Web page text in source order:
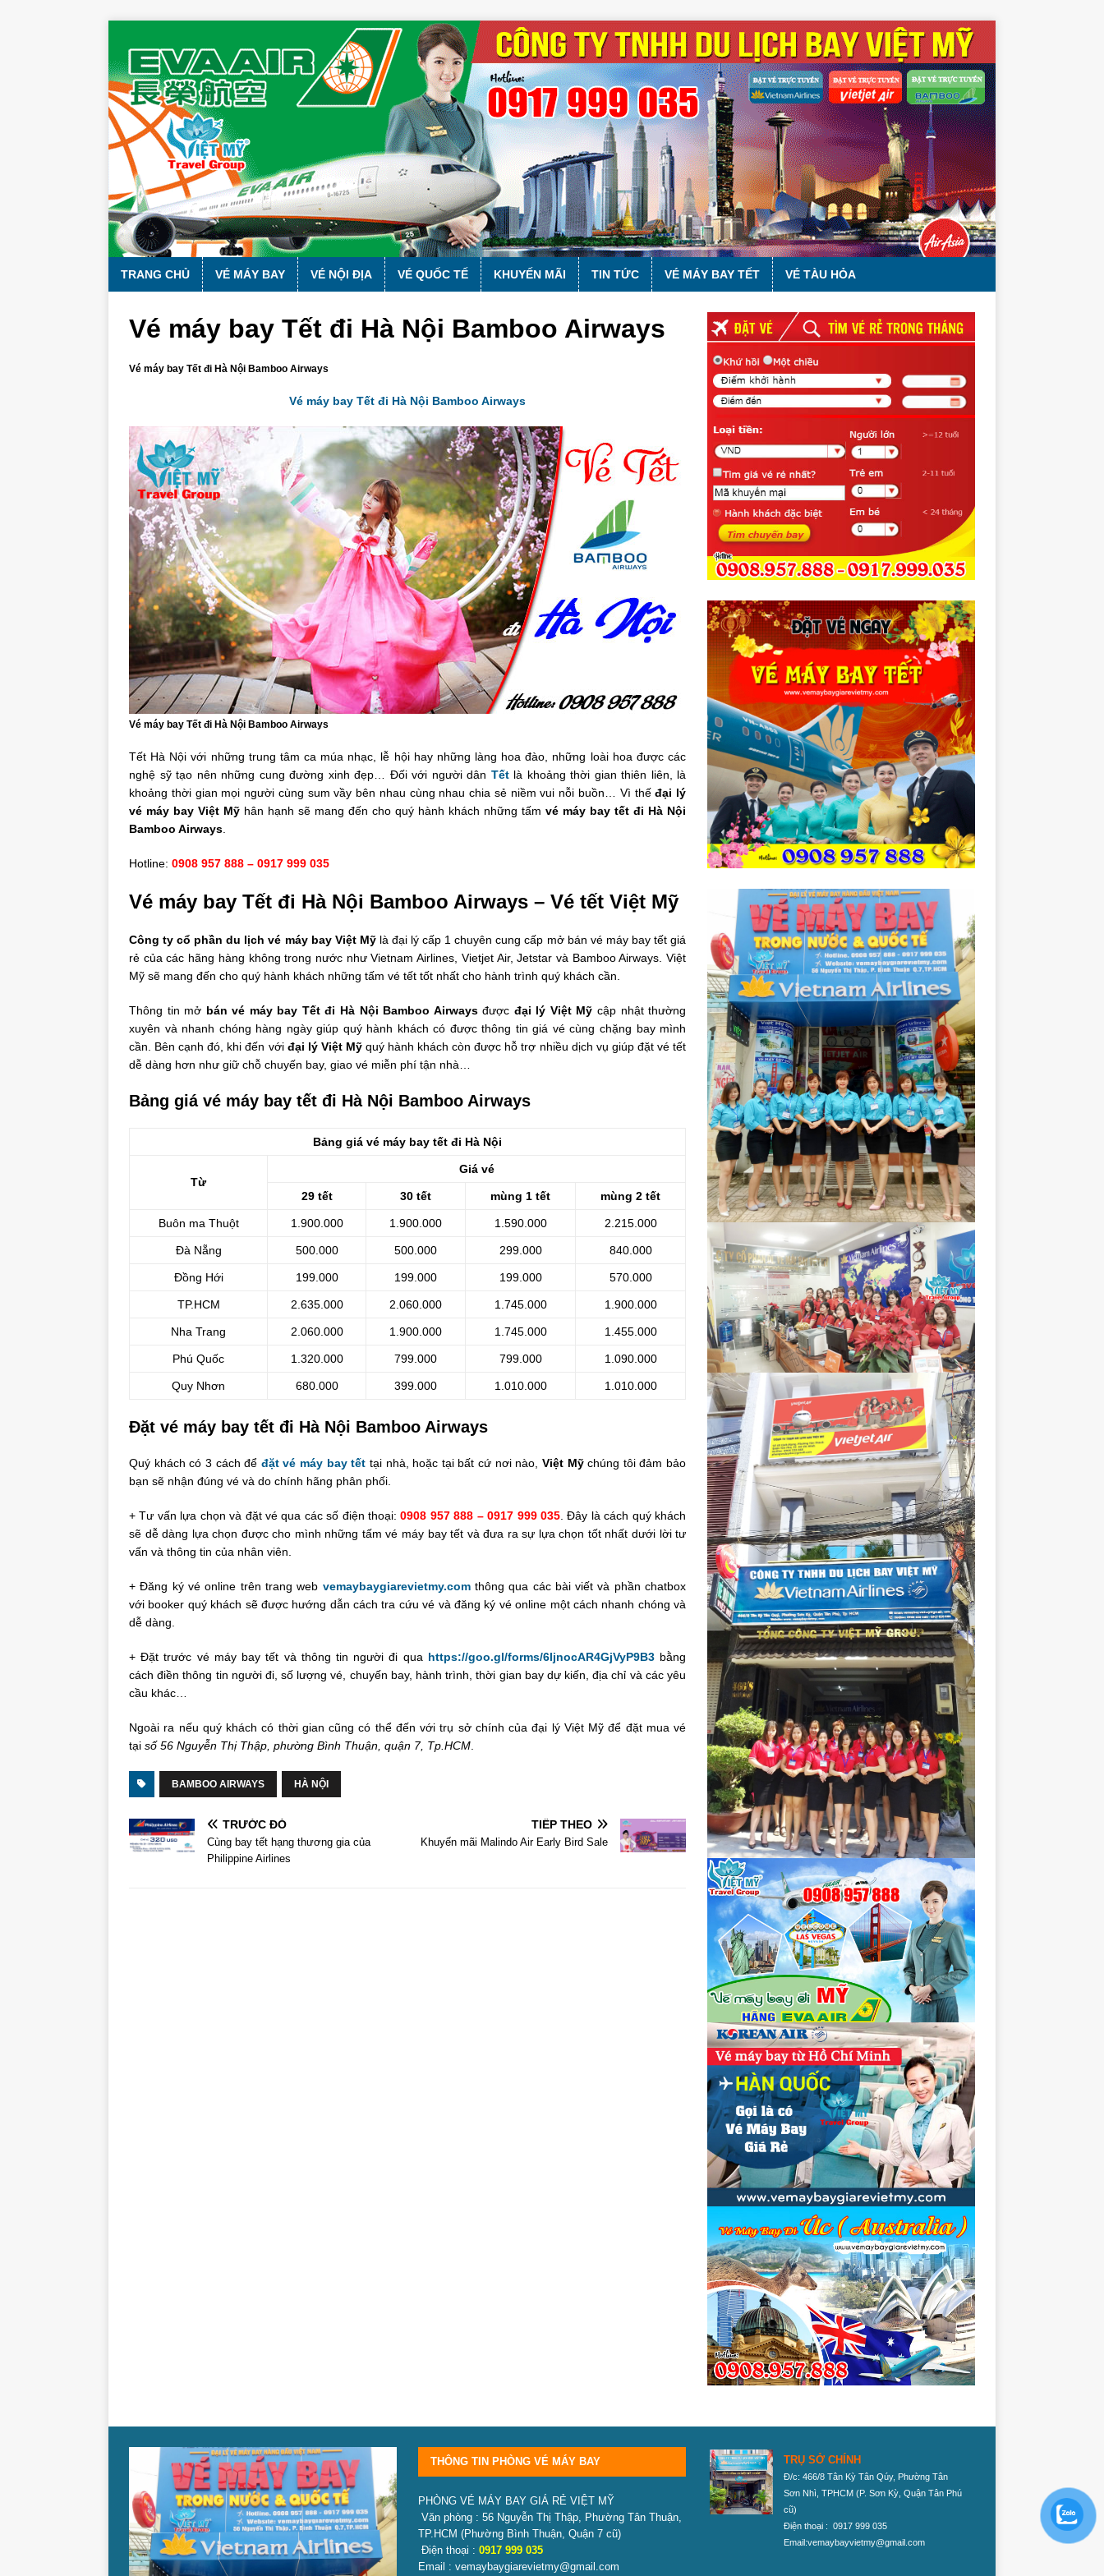
TRANG CHỦ VÉ MÁY BAY VÉ NỘI ĐỊA VÉ QUỐC TẾ KHUYẾN MÃI TIN TỨC VÉ MÁY BAY TẾT VÉ TÀU HỎA
Vé máy bay Tết đi Hà Nội Bamboo Airways
Vé máy bay Tết đi Hà Nội Bamboo Airways
Vé máy bay Tết đi Hà Nội Bamboo Airways
Vé máy bay Tết đi Hà Nội Bamboo Airways
Tết Hà Nội với những trung tâm ca múa nhạc, lễ hội hay những làng hoa đào, những loài hoa được các
nghệ sỹ tạo nên những cung đường xinh đẹp… Đối với người dân Tếtlà khoảng thời gian thiên liên, là
khoảng thời gian mọi người cùng sum vầy bên nhau cùng nhau chia sẻ niềm vui nỗi buồn… Vì thếđại lý
vé máy bay Việt Mỹ hân hạnh sẽ mang đến cho quý hành khách những tấmvé máy bay tết đi Hà Nội
Bamboo Airways
Hotline: 0908 957 888 – 0917 999 035
Vé máy bay Tết đi Hà Nội Bamboo Airways – Vé tết Việt Mỹ
Công ty cổ phần du lịch vé máy bay Việt Mỹlà đại lý cấp 1 chuyên cung cấp mở bán vé máy bay tết giá
rẻ của các hãng hàng không trong nước như Vietnam Airlines, Vietjet Air, Jetstar và Bamboo Airways. Việt
Mỹ sẽ mang đến cho quý hành khách những tấm vé tết tốt nhất cho hành trình quý khách cần.
Thông tin mở bán vé máy bay Tết đi Hà Nội Bamboo Airwaysđược đại lý Việt Mỹ cập nhật thường
xuyên và nhanh chóng hàng ngày giúp quý hành khách có được thông tin giá vé cùng chặng bay mình
cần. Bên cạnh đó, khi đến với đại lý Việt Mỹquý hành khách còn được hỗ trợ nhiều dịch vụ giúp đặt vé tết
dễ dàng hơn như giữ chỗ chuyến bay, giao vé miễn phí tận nhà…
Bảng giá vé máy bay tết đi Hà Nội Bamboo Airways
Bảng giá vé máy bay tết đi Hà Nội
Từ
Giá vé
29 tết 30 tết mùng 1 tết mùng 2 tết
Buôn ma Thuột 1.900.000 1.900.000 1.590.000 2.215.000
Đà Nẵng 500.000 500.000 299.000 840.000
Đồng Hới 199.000 199.000 199.000 570.000
TP.HCM 2.635.000 2.060.000 1.745.000 1.900.000
Nha Trang 2.060.000 1.900.000 1.745.000 1.455.000
Phú Quốc 1.320.000 799.000 799.000 1.090.000
Quy Nhơn 680.000 399.000 1.010.000 1.010.000
Đặt vé máy bay tết đi Hà Nội Bamboo Airways
Quý khách có 3 cách để đặt vé máy bay tết tại nhà, hoặc tại bất cứ nơi nào, Việt Mỹchúng tôi đảm bảo
bạn sẽ nhận đúng vé và do chính hãng phân phối.
+ Tư vấn lựa chọn và đặt vé qua các số điện thoại:0908 957 888 – 0917 999 035. Đây là cách quý khách
sẽ dễ dàng lựa chọn được cho mình những tấm vé máy bay tết và đưa ra sự lựa chọn tốt nhất dưới lời tư
vấn và thông tin của nhân viên.
+ Đăng ký vé online trên trang web vemaybaygiarevietmy.com thông qua các bài viết và phần chatbox
với booker quý khách sẽ được hướng dẫn cách tra cứu vé và đăng ký vé online một cách nhanh chóng và
dễ dàng.
+ Đặt trước vé máy bay tết và thông tin người đi qua https://goo.gl/forms/6ljnocAR4GjVyP9B3bằng
cách điền thông tin người đi, số lượng vé, chuyến bay, hành trình, thời gian bay dự kiến, địa chỉ và các yêu
cầu khác…
Ngoài ra nếu quý khách có thời gian cũng có thể đến với trụ sở chính của đại lý Việt Mỹ để đặt mua vé
tại số 56 Nguyễn Thị Thập, phường Bình Thuận, quận 7, Tp.HCM
BAMBOO AIRWAYS HÀ NỘI
TRƯỚC ĐÓ
Cùng bay tết hạng thương gia của
Philippine Airlines
TIẾP THEO
Khuyến mãi Malindo Air Early Bird Sale
THÔNG TIN PHÒNG VÉ MÁY BAY
PHÒNG VÉ MÁY BAY GIÁ RẺ VIỆT MỸ
Văn phòng : 56 Nguyễn Thị Thập, Phường Tân Thuận,
TP.HCM (Phường Bình Thuận, Quận 7 cũ)
Điện thoại : 0917 999 035
Email : vemaybaygiarevietmy@gmail.com
TRỤ SỞ CHÍNH
Đ/c: 466/8 Tân Kỳ Tân Qúy, Phường Tân
Sơn Nhì, TPHCM (P. Sơn Kỳ, Quận Tân Phú
cũ)
Điện thoại : 0917 999 035
Email:vemaybayvietmy@gmail.com